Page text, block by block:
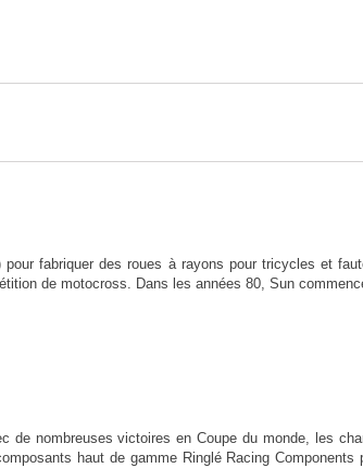
fabriquer des roues à rayons pour tricycles et
de motocross. Dans les années 80, Sun
nombreuses victoires en Coupe du monde, les
haut de gamme Ringlé Racing Components